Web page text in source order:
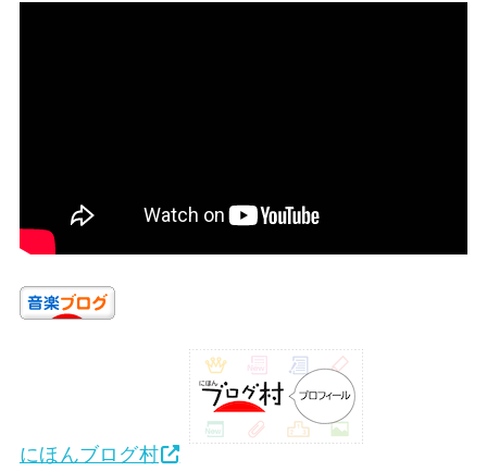
にほんブログ村